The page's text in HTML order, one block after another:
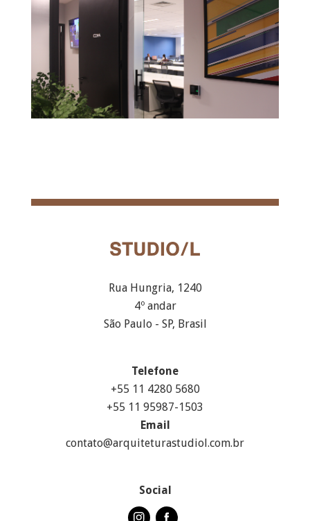
Rua Hungria, 1240
4º andar
São Paulo - SP, Brasil
Telefone
+55 11 4280 5680
+55 11 95987-1503
Email
contato@arquiteturastudiol.com.br
Social